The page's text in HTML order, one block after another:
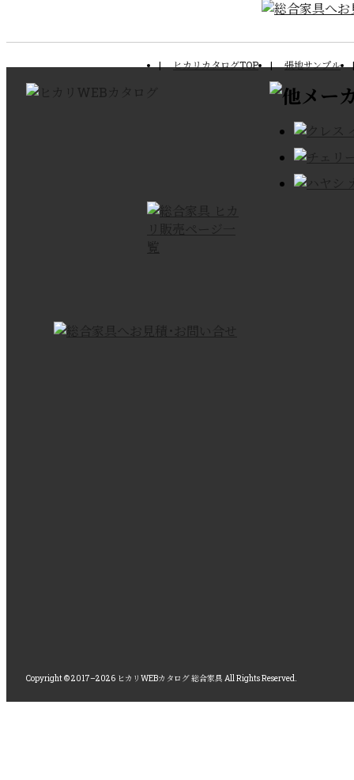
ヒカリカタログTOP 張地サンプル
Copyright © 2017–2026 ヒカリWEBカタログ 総合家具 All Rights Reserved.